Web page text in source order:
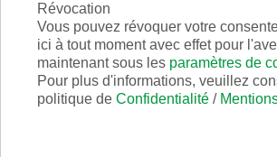
Révocation
Vous pouvez révoquer votre
ici à tout moment avec effet pour
maintenant sous les paramètres de
Pour plus d'informations, veuillez
politique de Confidentialité /